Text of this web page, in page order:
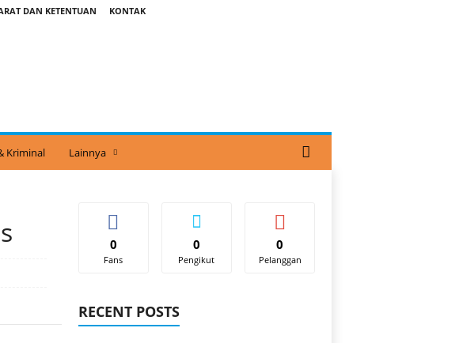
DAN KETENTUAN KONTAK
Kriminal Lainnya
0
Fans
0
Pengikut
0
Pelanggan
RECENT POSTS